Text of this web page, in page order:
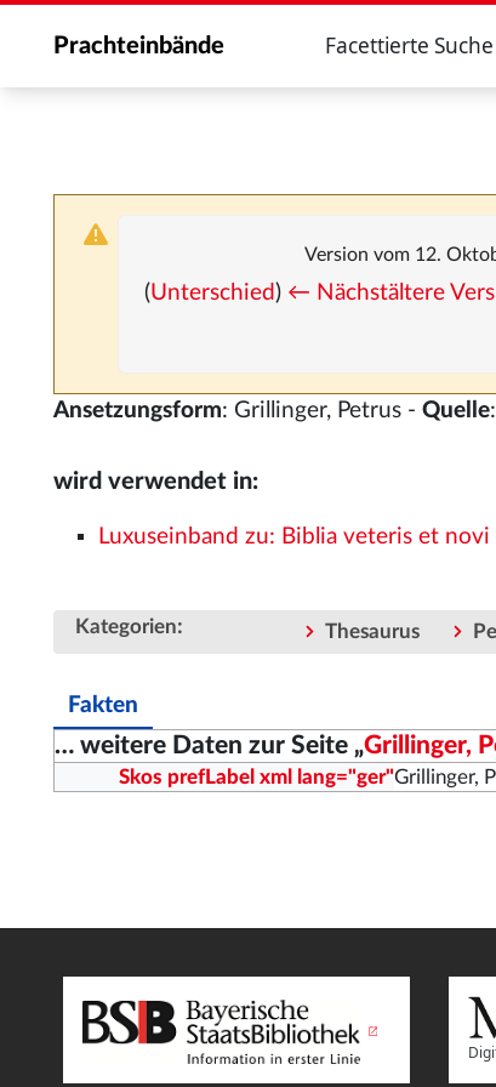
Prachteinbände Facettierte
Version vom 12.
(Unterschied ) ← Nächstältere
Ansetzungsform: Grillinger, Petrus - Quelle:
wird verwendet in:
Luxuseinband zu: Biblia veteris et
Kategorien: Thesaurus
Fakten
… weitere Daten zur Seite „Grillinger,
Skos prefLabel xml lang="ger"Grillinger,